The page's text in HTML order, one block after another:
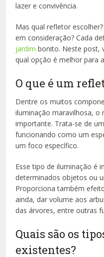
lazer e convivência.
Mas qual refletor
em consideração? Cada
jardim bonito. Neste post,
qual opção é melhor para
O que é um
Dentre os muitos
iluminação maravilhosa,
importante. Trata-se de
funcionando como um
um foco específico.
Esse tipo de iluminação é
determinados objetos ou
Proporciona também
ainda, dar volume aos
das árvores, entre outras
Quais são os
existentes?